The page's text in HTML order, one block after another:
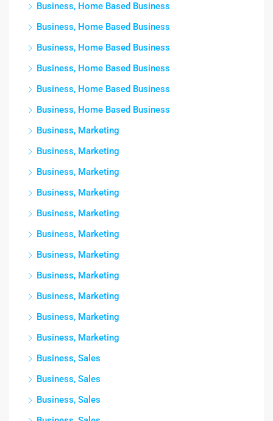
Business, Home Based Business
Business, Home Based Business
Business, Home Based Business
Business, Home Based Business
Business, Home Based Business
Business, Home Based Business
Business, Marketing
Business, Marketing
Business, Marketing
Business, Marketing
Business, Marketing
Business, Marketing
Business, Marketing
Business, Marketing
Business, Marketing
Business, Marketing
Business, Marketing
Business, Sales
Business, Sales
Business, Sales